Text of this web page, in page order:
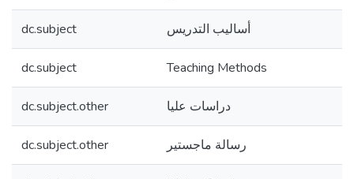
dc.subject أساليب التدريس
dc.subject Teaching Methods
dc.subject.other دراسات عليا
dc.subject.other رسالة ماجستير